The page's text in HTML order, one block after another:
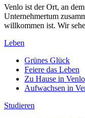
Venlo ist der Ort, an
Unternehmertum
willkommen ist. Wir
Leben
Grünes Glück
Feiere das Leben
Zu Hause in Venlo
Aufwachsen in
Studieren